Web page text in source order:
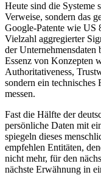
Heute sind die Systeme
Verweise, sondern das
Google-Patente wie US
Vielzahl aggregierter
der
Essenz von Konzepten
Authoritativeness,
sondern ein
messen.
Fast die Hälfte der
persönliche Daten mit
spiegeln dieses
empfehlen Entitäten,
nicht mehr, für den
nächste Erwähnung in